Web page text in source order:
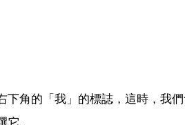
角的「我」的標誌，這時，我
。